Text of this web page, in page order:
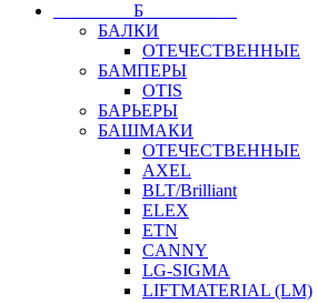
⠀⠀⠀⠀⠀⠀Б⠀⠀⠀⠀⠀⠀⠀
БАЛКИ
ОТЕЧЕСТВЕННЫЕ
БАМПЕРЫ
OTIS
БАРЬЕРЫ
БАШМАКИ
ОТЕЧЕСТВЕННЫЕ
AXEL
BLT/Brilliant
ELEX
ETN
CANNY
LG-SIGMA
LIFTMATERIAL (LM)